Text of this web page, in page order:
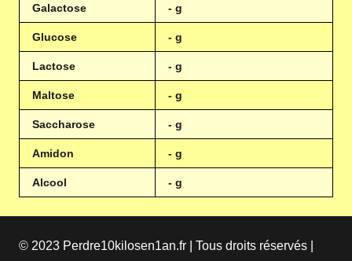
Galactose - g
Glucose - g
Lactose - g
Maltose - g
Saccharose - g
Amidon - g
Alcool - g
© 2023 Perdre10kilosen1an.fr | Tous droits réservés |